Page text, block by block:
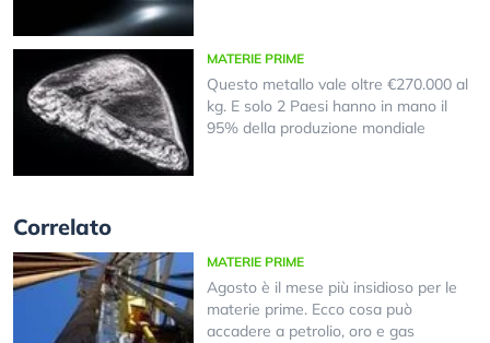
MATERIE PRIME
Questo metallo vale oltre €270.000 al
kg. E solo 2 Paesi hanno in mano il
95% della produzione mondiale
Correlato
MATERIE PRIME
Agosto è il mese più insidioso per le
materie prime. Ecco cosa può
accadere a petrolio, oro e gas